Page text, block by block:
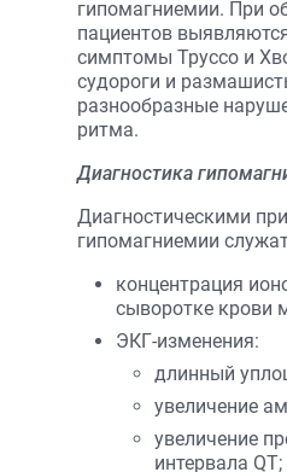
гипомагниемии. При
пациентов
симптомы Труссо и
судороги и
разнообразные
ритма.
Диагностика
Диагностическими
гипомагниемии
концентрация
сыворотке крови
ЭКГ-изменения:
длинный
увеличение
увеличение
интервала QT;